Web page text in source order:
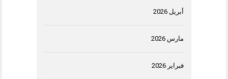
أبريل 2026
مارس 2026
فبراير 2026